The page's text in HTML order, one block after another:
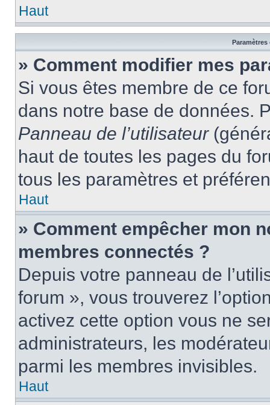
Haut
Paramètres
» Comment modifier mes
Si vous êtes membre de ce
dans notre base de données.
Panneau de l’utilisateur
haut de toutes les pages du
tous les paramètres et
Haut
» Comment empêcher mon
membres connectés ?
Depuis votre panneau de
forum », vous trouverez
activez cette option vous ne
administrateurs, les
parmi les membres invisibles.
Haut